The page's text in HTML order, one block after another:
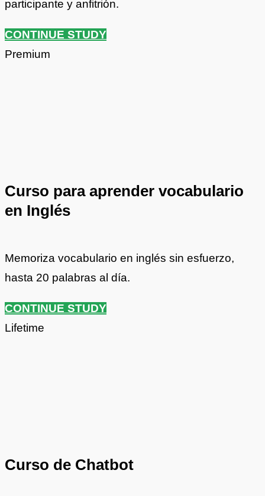
participante y anfitrión.
CONTINUE STUDY
Premium
Curso para aprender vocabulario
en Inglés
Memoriza vocabulario en inglés sin esfuerzo,
hasta 20 palabras al día.
CONTINUE STUDY
Lifetime
Curso de Chatbot